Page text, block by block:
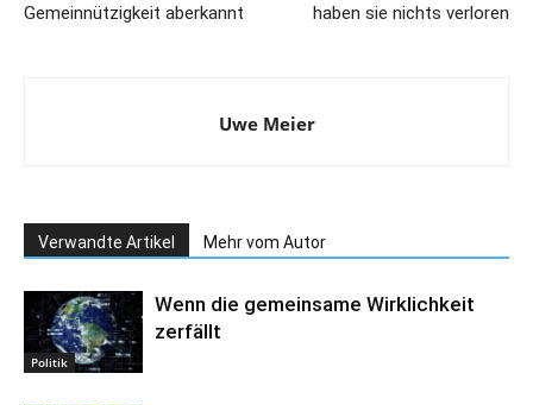
Gemeinnützigkeit aberkannt
haben sie nichts verloren
Uwe Meier
Verwandte Artikel Mehr vom Autor
Politik
Wenn die gemeinsame Wirklichkeit
zerfällt